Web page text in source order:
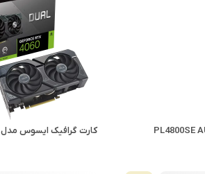
کارت گرافیک ایسوس مدل DUAL RTX 5060 OC 8GB